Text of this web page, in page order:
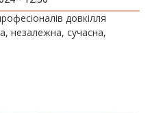
довкілля
незалежна, сучасна,